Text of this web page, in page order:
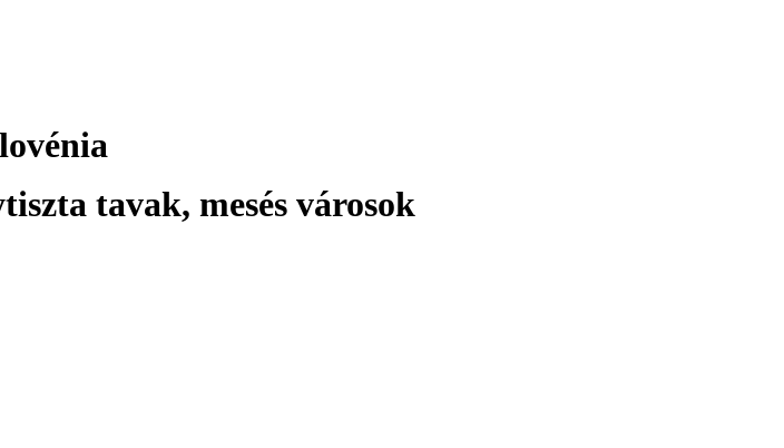
tavak, mesés városok